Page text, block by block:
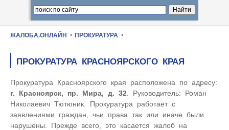
ЖАЛОБА.ОНЛАЙН ПРОКУРАТУРА
ПРОКУРАТУРА КРАСНОЯРСКОГО КРАЯ
Прокуратура Красноярского края расположена по адресу:
г. Красноярск, пр. Мира, д. 32 . Руководитель: Роман
Николаевич Тютюник. Прокуратура работает с
заявлениями граждан, чьи права так или иначе были
нарушены. Прежде всего, это касается жалоб на